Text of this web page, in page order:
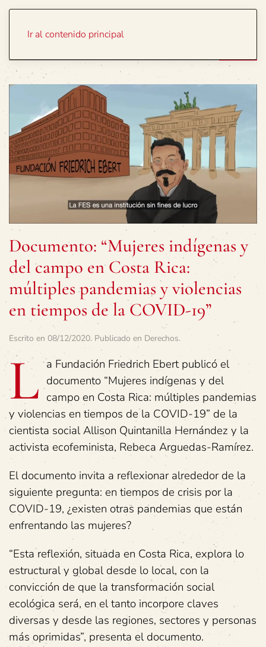
Ir al contenido principal
Documento: “Mujeres indígenas y
del campo en Costa Rica:
múltiples pandemias y violencias
en tiempos de la COVID-19”
Escrito en 08/12/2020. Publicado en Derechos.
L a Fundación Friedrich Ebert publicó el
documento “Mujeres indígenas y del
campo en Costa Rica: múltiples pandemias
y violencias en tiempos de la COVID-19” de la
cientista social Allison Quintanilla Hernández y la
activista ecofeminista, Rebeca Arguedas-Ramírez.
El documento invita a reflexionar alrededor de la
siguiente pregunta: en tiempos de crisis por la
COVID-19, ¿existen otras pandemias que están
enfrentando las mujeres?
“Esta reflexión, situada en Costa Rica, explora lo
estructural y global desde lo local, con la
convicción de que la transformación social
ecológica será, en el tanto incorpore claves
diversas y desde las regiones, sectores y personas
más oprimidas”, presenta el documento.